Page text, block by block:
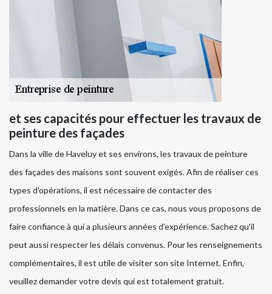
et ses capacités pour effectuer les travaux de
peinture des façades
Dans la ville de Haveluy et ses environs, les travaux de peinture
des façades des maisons sont souvent exigés. Afin de réaliser ces
types d'opérations, il est nécessaire de contacter des
professionnels en la matière. Dans ce cas, nous vous proposons de
faire confiance à qui a plusieurs années d'expérience. Sachez qu'il
peut aussi respecter les délais convenus. Pour les renseignements
complémentaires, il est utile de visiter son site Internet. Enfin,
veuillez demander votre devis qui est totalement gratuit.